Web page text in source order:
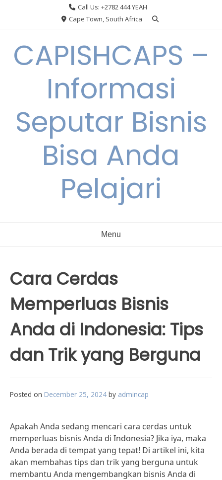
Call Us: +2782 444 YEAH
Cape Town, South Africa
CAPISHCAPS –
Informasi
Seputar Bisnis
Bisa Anda
Pelajari
Menu
Cara Cerdas
Memperluas Bisnis
Anda di Indonesia: Tips
dan Trik yang Berguna
Posted on December 25, 2024 by admincap
Apakah Anda sedang mencari cara cerdas untuk
memperluas bisnis Anda di Indonesia? Jika iya, maka
Anda berada di tempat yang tepat! Di artikel ini, kita
akan membahas tips dan trik yang berguna untuk
membantu Anda mengembangkan bisnis Anda di